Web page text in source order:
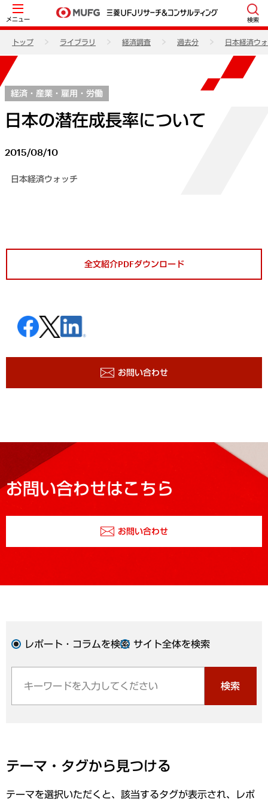
メニュー 検索
トップ ライブラリ 経済調査 過去分 日本経済ウ
経済・産業・雇用・労働
日本の潜在成長率について
2015/08/10
日本経済ウォッチ
全文紹介PDFダウンロード
お問い合わせ
お問い合わせはこちら
お問い合わせ
レポート・コラムを検索 サイト全体を検索
検索
テーマ・タグから見つける
テーマを選択いただくと、該当するタグが表示され、レポ